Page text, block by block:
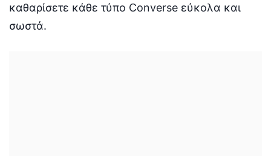
καθαρίσετε κάθε τύπο Converse εύκολα και
σωστά.